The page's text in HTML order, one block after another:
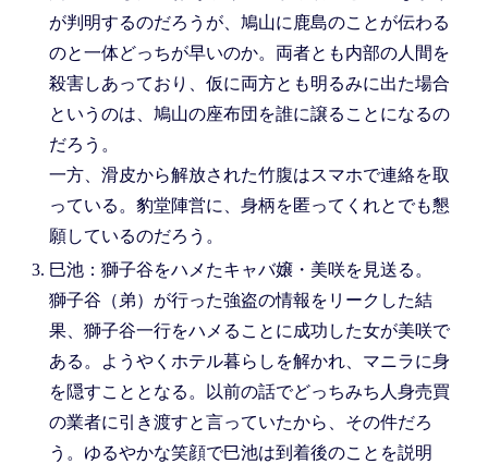
が判明するのだろうが、鳩山に鹿島のことが伝わる
のと一体どっちが早いのか。両者とも内部の人間を
殺害しあっており、仮に両方とも明るみに出た場合
というのは、鳩山の座布団を誰に譲ることになるの
だろう。
一方、滑皮から解放された竹腹はスマホで連絡を取
っている。豹堂陣営に、身柄を匿ってくれとでも懇
願しているのだろう。
巳池：獅子谷をハメたキャバ嬢・美咲を見送る。
獅子谷（弟）が行った強盗の情報をリークした結
果、獅子谷一行をハメることに成功した女が美咲で
ある。ようやくホテル暮らしを解かれ、マニラに身
を隠すこととなる。以前の話でどっちみち人身売買
の業者に引き渡すと言っていたから、その件だろ
う。ゆるやかな笑顔で巳池は到着後のことを説明